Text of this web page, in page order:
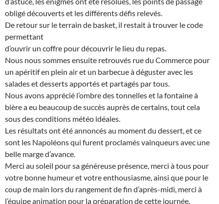
obligé découverts et les différents défis relevés.
De retour sur le terrain de basket, il restait à trouver le code
permettant
d’ouvrir un coffre pour découvrir le lieu du repas.
Nous nous sommes ensuite retrouvés rue du Commerce pour
un apéritif en plein air et un barbecue à déguster avec les
salades et desserts apportés et partagés par tous.
Nous avons apprécié l’ombre des tonnelles et la fontaine à
bière a eu beaucoup de succès auprès de certains, tout cela
sous des conditions météo idéales.
Les résultats ont été annoncés au moment du dessert, et ce
sont les Napoléons qui furent proclamés vainqueurs avec une
belle marge d’avance.
Merci au soleil pour sa généreuse présence, merci à tous pour
votre bonne humeur et votre enthousiasme, ainsi que pour le
coup de main lors du rangement de fin d’après-midi, merci à
l’équipe animation pour la préparation de cette journée.